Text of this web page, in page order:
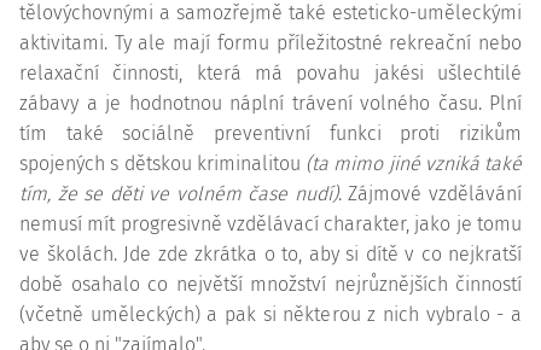
tělovýchovnými a samozřejmě také esteticko-uměleckými
aktivitami. Ty ale mají formu příležitostné rekreační nebo
relaxační činnosti, která má povahu jakési ušlechtilé
zábavy a je hodnotnou náplní trávení volného času. Plní
tím také sociálně preventivní funkci proti rizikům
spojených s dětskou kriminalitou (ta mimo jiné vzniká také
tím, že se děti ve volném čase nudí). Zájmové vzdělávání
nemusí mít progresivně vzdělávací charakter, jako je tomu
ve školách. Jde zde zkrátka o to, aby si dítě v co nejkratší
době osahalo co největší množství nejrůznějších činností
(včetně uměleckých) a pak si některou z nich vybralo - a
aby se o ni "zajímalo".